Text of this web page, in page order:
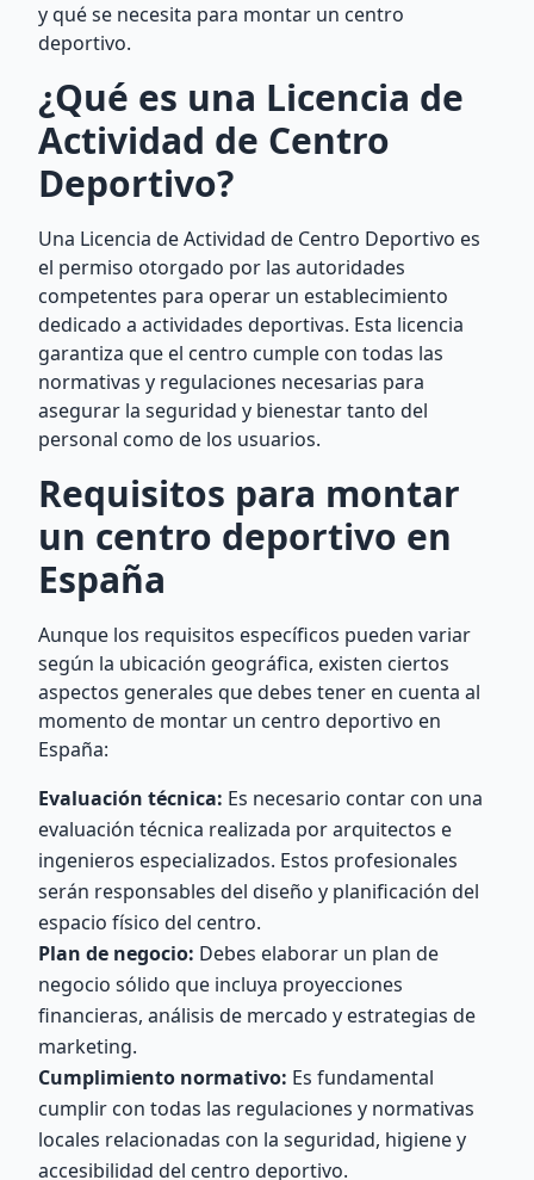
y qué se necesita para montar un centro
deportivo.
¿Qué es una Licencia de
Actividad de Centro
Deportivo?
Una Licencia de Actividad de Centro Deportivo es
el permiso otorgado por las autoridades
competentes para operar un establecimiento
dedicado a actividades deportivas. Esta licencia
garantiza que el centro cumple con todas las
normativas y regulaciones necesarias para
asegurar la seguridad y bienestar tanto del
personal como de los usuarios.
Requisitos para montar
un centro deportivo en
España
Aunque los requisitos específicos pueden variar
según la ubicación geográfica, existen ciertos
aspectos generales que debes tener en cuenta al
momento de montar un centro deportivo en
España:
Evaluación técnica: Es necesario contar con una
evaluación técnica realizada por arquitectos e
ingenieros especializados. Estos profesionales
serán responsables del diseño y planificación del
espacio físico del centro.
Plan de negocio: Debes elaborar un plan de
negocio sólido que incluya proyecciones
financieras, análisis de mercado y estrategias de
marketing.
Cumplimiento normativo: Es fundamental
cumplir con todas las regulaciones y normativas
locales relacionadas con la seguridad, higiene y
accesibilidad del centro deportivo.